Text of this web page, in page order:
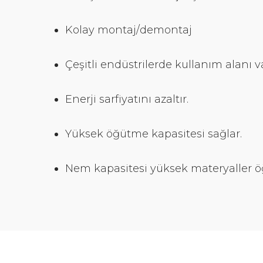
Kolay montaj/demontaj
Çeşitli endüstrilerde kullanım alanı
Enerji sarfiyatını azaltır.
Yüksek öğütme kapasitesi sağlar.
Nem kapasitesi yüksek materyaller